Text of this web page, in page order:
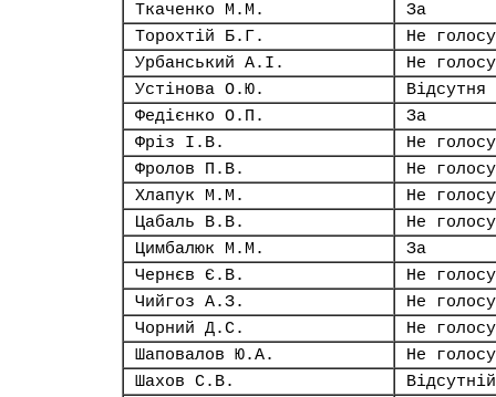
Ткаченко М.М.
За
Торохтій Б.Г.
Не
Урбанський А.І.
Не
Устінова О.Ю.
Відсутня
Федієнко О.П.
За
Фріз І.В.
Не
Фролов П.В.
Не
Хлапук М.М.
Не
Цабаль В.В.
Не
Цимбалюк М.М.
За
Чернєв Є.В.
Не
Чийгоз А.З.
Не
Чорний Д.С.
Не
Шаповалов Ю.А.
Не
Шахов С.В.
Відсутній